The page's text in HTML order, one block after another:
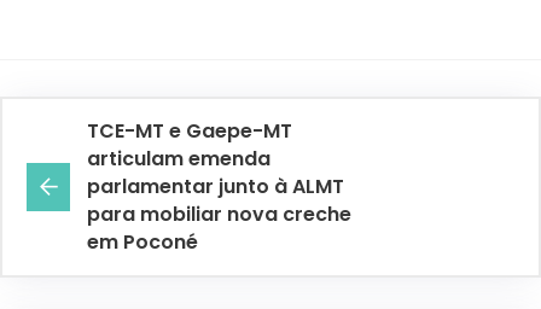
TCE-MT e Gaepe-MT
articulam emenda
parlamentar junto à ALMT
para mobiliar nova creche
em Poconé